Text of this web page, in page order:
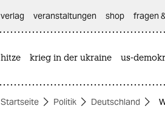
themen
verlag
veranstaltungen shop fragen
hitze krieg in der ukraine us-
Startseite Politik Deutschland